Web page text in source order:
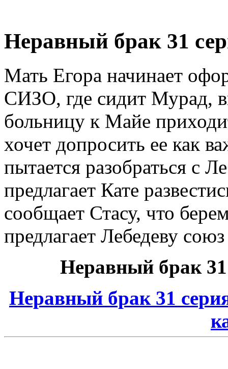
Неравный брак 31
Мать Егора начинает
СИЗО, где сидит Мурад,
больницу к Майе
хочет допросить ее как
пытается разобраться с
предлагает Кате
сообщает Стасу, что
предлагает Лебедеву
Неравный брак
Неравный брак 31